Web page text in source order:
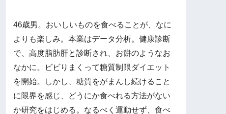
46歳男。おいしいものを食べることが、なに
よりも楽しみ。本業はデータ分析。健康診断
で、高度脂肪肝と診断され、お餅のようなお
なかに。ビビりまくって糖質制限ダイエット
を開始。しかし、糖質をがまんし続けること
に限界を感じ、どうにか食べれる方法がない
か研究をはじめる。なるべく運動せず、食べ